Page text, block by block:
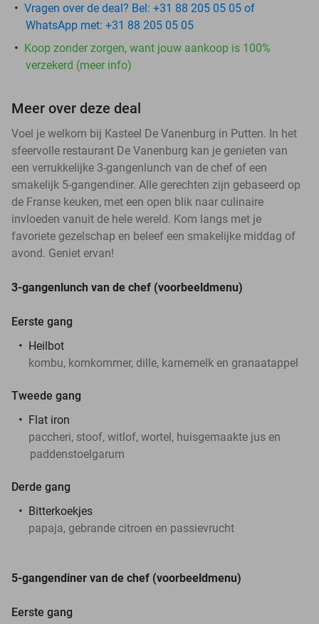
Vragen over de deal? Bel: +31 88 205 05 05 of
WhatsApp met: +31 88 205 05 05
Koop zonder zorgen, want jouw aankoop is 100%
verzekerd (meer info)
Meer over deze deal
Voel je welkom bij Kasteel De Vanenburg in Putten. In het
sfeervolle restaurant De Vanenburg kan je genieten van
een verrukkelijke 3-gangenlunch van de chef of een
smakelijk 5-gangendiner. Alle gerechten zijn gebaseerd op
de Franse keuken, met een open blik naar culinaire
invloeden vanuit de hele wereld. Kom langs met je
favoriete gezelschap en beleef een smakelijke middag of
avond. Geniet ervan!
3-gangenlunch van de chef (voorbeeldmenu)
Eerste gang
Heilbot
kombu, komkommer, dille, karnemelk en granaatappel
Tweede gang
Flat iron
paccheri, stoof, witlof, wortel, huisgemaakte jus en
paddenstoelgarum
Derde gang
Bitterkoekjes
papaja, gebrande citroen en passievrucht
5-gangendiner van de chef (voorbeeldmenu)
Eerste gang